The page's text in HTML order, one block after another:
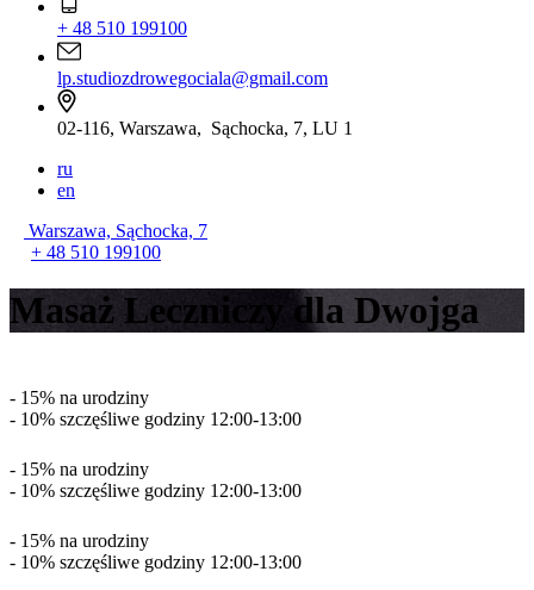
+ 48 510 199100
lp.studiozdrowegociala@gmail.com
02-116, Warszawa, Sąchocka, 7, LU 1
ru
en
Warszawa, Sąchocka, 7
+ 48 510 199100
Masaż Leczniczy dla Dwojga
- 15% na urodziny
- 10% szczęśliwe godziny 12:00-13:00
- 15% na urodziny
- 10% szczęśliwe godziny 12:00-13:00
- 15% na urodziny
- 10% szczęśliwe godziny 12:00-13:00